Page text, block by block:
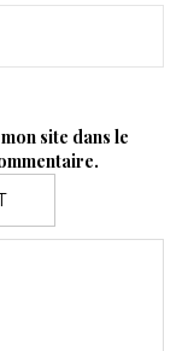
site dans le